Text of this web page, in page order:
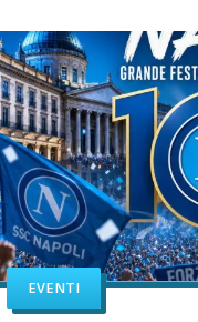
EVENTI